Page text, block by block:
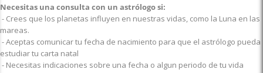
Necesitas una consulta con un astrólogo si:
- Crees que los planetas influyen en nuestras vidas, como la Luna en las
mareas.
- Aceptas comunicar tu fecha de nacimiento para que el astrólogo pueda
estudiar tu carta natal
- Necesitas indicaciones sobre una fecha o algun periodo de tu vida